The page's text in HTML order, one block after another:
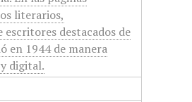
literarios,
destacados de
en 1944 de manera
digital.